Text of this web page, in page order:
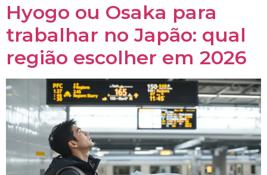
Hyogo ou Osaka para
trabalhar no Japão: qual
região escolher em 2026